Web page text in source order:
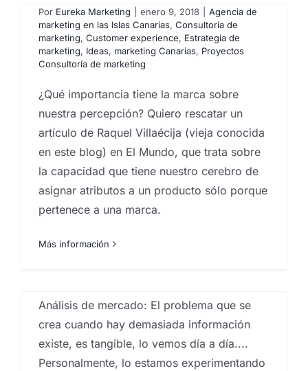
Por Eureka Marketing enero 9, 2018
Agencia de
marketing en las Islas Canarias, Consultoría de
marketing, Customer experience, Estrategia de
marketing, Ideas, marketing Canarias, Proyectos
Consultoría de marketing
¿Qué importancia tiene la marca sobre
nuestra percepción? Quiero rescatar un
artículo de Raquel Villaécija (vieja conocida
en este blog) en El Mundo, que trata sobre
la capacidad que tiene nuestro cerebro de
asignar atributos a un producto sólo porque
pertenece a una marca.
Más información
Análisis de mercado:
Cuando hay demasiada
información…
Estrategia de marketing
Análisis de mercado: El problema que se
crea cuando hay demasiada información
existe, es tangible, lo vemos día a día....
Personalmente, lo estamos experimentando